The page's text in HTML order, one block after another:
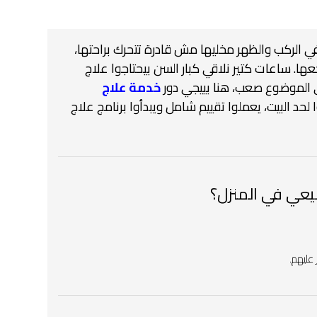
والظهر مخليها مش قادرة تتحرك براحتها،
ساعات كتير نلاقي كبار السن بيحتاجوا علاج
الموضوع صعب، هنا بييجي دورخدمة علاج
لحد البيت، يعملوا تقييم شامل ويبدأوا برنامج علاج
في المنزل؟